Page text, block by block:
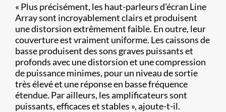
« Plus précisément, les haut-parleurs d'écran Line
Array sont incroyablement clairs et produisent
une distorsion extrêmement faible. En outre, leur
couverture est vraiment uniforme. Les caissons de
basse produisent des sons graves puissants et
profonds avec une distorsion et une compression
de puissance minimes, pour un niveau de sortie
très élevé et une réponse en basse fréquence
étendue. Par ailleurs, les amplificateurs sont
puissants, efficaces et stables », ajoute-t-il.